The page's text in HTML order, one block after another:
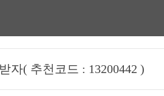
자( 추천코드 : 13200442 )